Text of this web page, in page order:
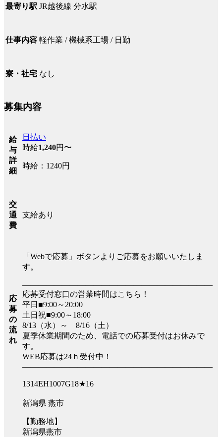
最寄り駅 JR越後線 分水駅
仕事内容 軽作業 / 機械系工場 / 日勤
寮・社宅 なし
募集内容
給
与
詳
細
日払い
時給1,240円〜
時給：1240円
交
通
費
支給あり
応
募
の
流
れ
「Webで応募」ボタンよりご応募をお願いいたしま
す。
――――――――――――――――――――――――
応募受付窓口の営業時間はこちら！
平日■9:00～20:00
土日祝■9:00～18:00
8/13（水）～ 8/16（土）
夏季休業期間のため、電話での応募受付はお休みで
す。
WEB応募は24ｈ受付中！
――――――――――――――――――――――――
1314EH1007G18★16
新潟県 燕市
【勤務地】
新潟県燕市